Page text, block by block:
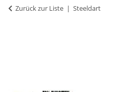
Zurück zur Liste Steeldart